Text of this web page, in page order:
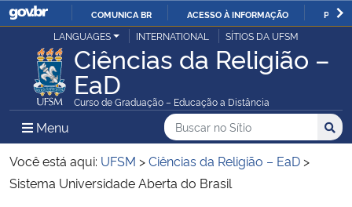
IR
PARA
CONTEÚDO
COMUNICA BR ACESSO À INFORMAÇÃO
Ministério da Justiça e Segurança Pública
Ministério da Defesa
Ministério das Relações Exteriores
LANGUAGES INTERNATIONAL SÍTIOS DA UFSM
Ciências da Religião –
EaD
Curso de Graduação – Educação a Distância
Menu Menu Principal do Sítio
Busca
Buscar no no Sítio
Busca:
Você está aqui: UFSM >Ciências da Religião – EaD >
Sistema Universidade Aberta do Brasil